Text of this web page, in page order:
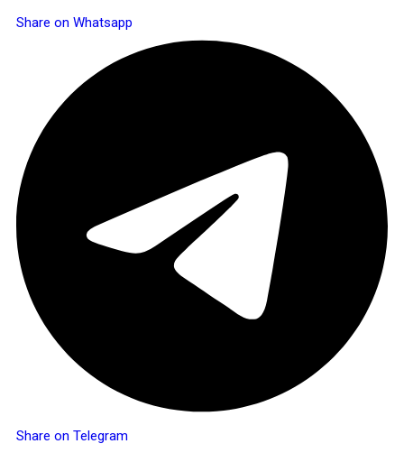
Share on Whatsapp
Share on Telegram